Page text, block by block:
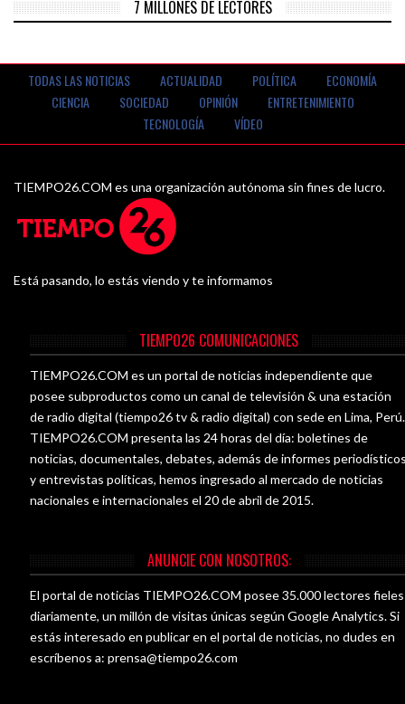
7 MILLONES DE LECTORES
TODAS LAS NOTICIAS ACTUALIDAD POLÍTICA
ECONOMÍA
CIENCIA
SOCIEDAD OPINIÓN
ENTRETENIMIENTO
TECNOLOGÍA
VÍDEO
TIEMPO26.COM es una organización autónoma sin fines de lucro.
Está pasando, lo estás viendo y te informamos
TIEMPO26 COMUNICACIONES
TIEMPO26.COM es un portal de noticias independiente que
posee subproductos como un canal de televisión & una estación
de radio digital (tiempo26 tv & radio digital) con sede en Lima, Perú.
TIEMPO26.COM presenta las 24 horas del día: boletines de
noticias, documentales, debates, además de informes
y entrevistas políticas, hemos ingresado al mercado de noticias
nacionales e internacionales el 20 de abril de 2015.
ANUNCIE CON NOSOTROS:
El portal de noticias TIEMPO26.COM posee 35.000 lectores fieles
diariamente, un millón de visitas únicas según Google Analytics. Si
estás interesado en publicar en el portal de noticias, no dudes en
escríbenos a:prensa@tiempo26.com